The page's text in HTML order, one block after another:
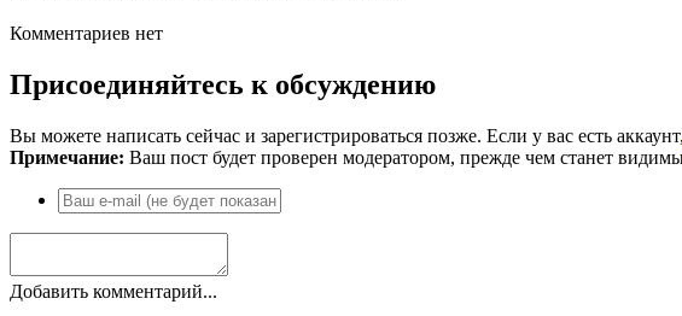
Комментариев нет
Присоединяйтесь к обсуждению
Вы можете написать сейчас и зарегистрироваться позже. Если у вас есть аккаунт,
Примечание: Ваш пост будет проверен модератором, прежде чем станет
Добавить комментарий...